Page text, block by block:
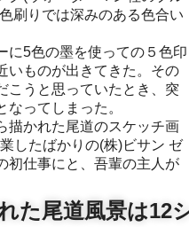
刷りでは深みのある色合い
に5色の墨を使っての５色印
いものが出きてきた。その
こうと思っていたとき、突
ってしまった。
描かれた尾道のスケッチ画
したばかりの(株)ビサン ゼ
初仕事にと、吾輩の主人が
た尾道風景は12